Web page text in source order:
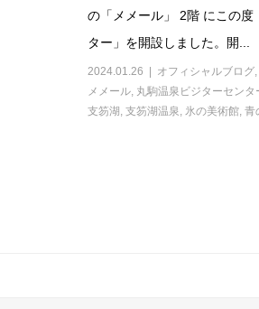
の「メメール」 2階 にこの度
ター」を開設しました。開...
2024.01.26 オフィシャルブログ
メメール 丸駒温泉ビジターセンタ
支笏湖 支笏湖温泉 氷の美術館 青